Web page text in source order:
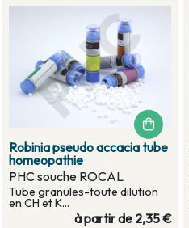
Robinia pseudo accacia tube
homeopathie
PHC souche ROCAL
Tube granules-toute dilution
en CH et K...
à partir de 2,35 €